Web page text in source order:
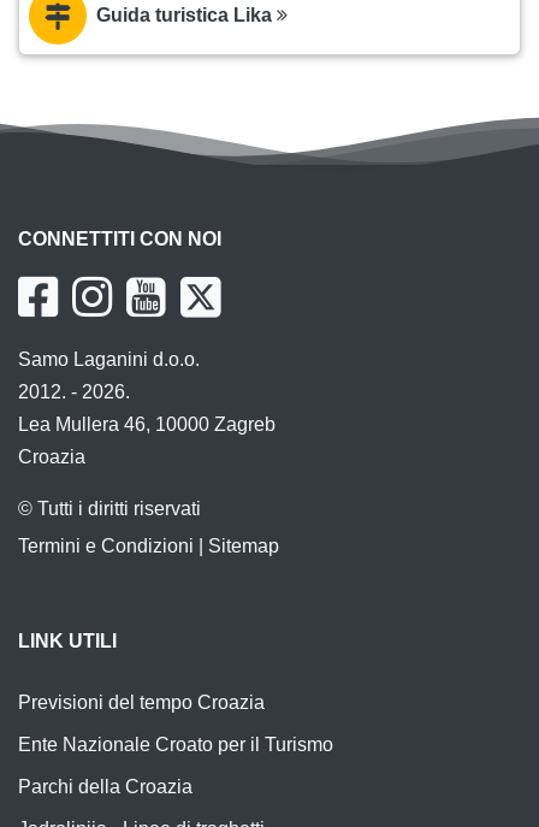
Guida turistica Lika
CONNETTITI CON NOI
Samo Laganini d.o.o.
2012. - 2026.
Lea Mullera 46, 10000 Zagreb
Croazia
© Tutti i diritti riservati
Termini e Condizioni
Sitemap
LINK UTILI
Previsioni del tempo Croazia
Ente Nazionale Croato per il Turismo
Parchi della Croazia